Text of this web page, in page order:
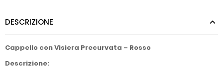
DESCRIZIONE
Cappello con Visiera Precurvata – Rosso
Descrizione: